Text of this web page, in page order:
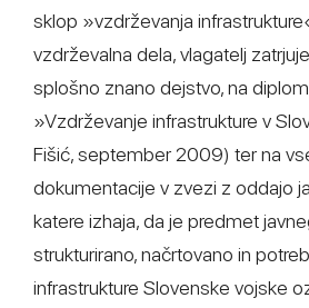
sklop »vzdrževanja
vzdrževalna dela, vlagatelj
splošno znano dejstvo, na
»Vzdrževanje infrastrukture v
Fišić, september 2009) ter na
dokumentacije v zvezi z oddajo
katere izhaja, da je predmet
strukturirano, načrtovano in
infrastrukture Slovenske vojske